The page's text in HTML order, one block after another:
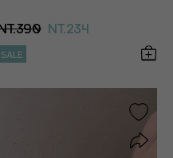
NT.234
SALE